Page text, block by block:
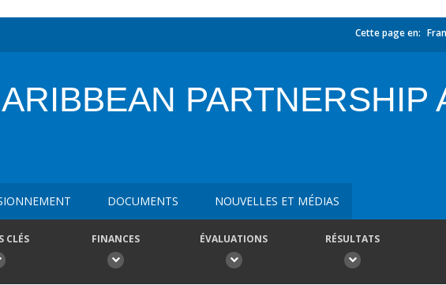
Cette page en:
PARTNERSHIP
DOCUMENTS NOUVELLES ET MÉDIAS
CLÉS FINANCES ÉVALUATIONS RÉSULTATS